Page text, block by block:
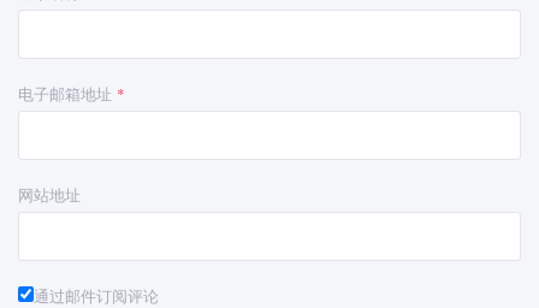
电子邮箱地址 *
网站地址
通过邮件订阅评论